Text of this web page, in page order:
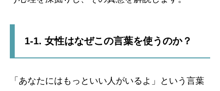
1-1. 女性はなぜこの言葉を使うのか？
「あなたにはもっといい人がいるよ」という言葉